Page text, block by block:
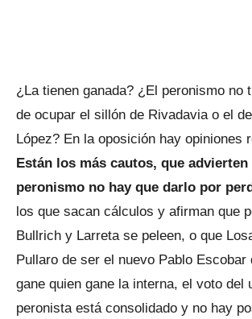
¿La tienen ganada? ¿El peronismo no
de ocupar el sillón de Rivadavia o el
López? En la oposición hay opiniones
Están los más cautos, que advierten
peronismo no hay que darlo por
los que sacan cálculos y afirman que
Bullrich y Larreta se peleen, o que
Pullaro de ser el nuevo Pablo Escobar
gane quien gane la interna, el voto del
peronista está consolidado y no hay